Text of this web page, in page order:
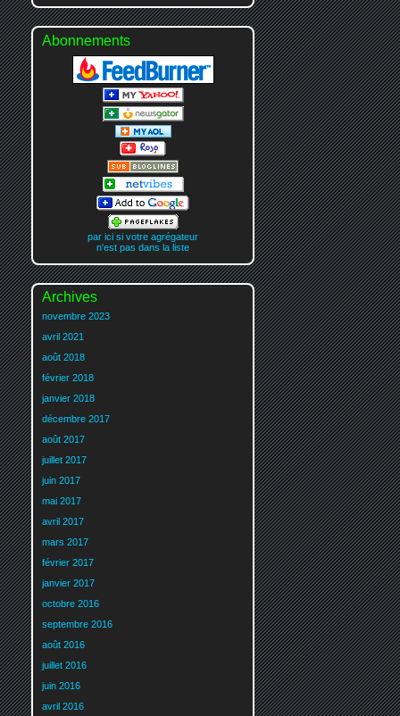
Abonnements
par ici si votre agrégateur
n'est pas dans la liste
Archives
novembre 2023
avril 2021
août 2018
février 2018
janvier 2018
décembre 2017
août 2017
juillet 2017
juin 2017
mai 2017
avril 2017
mars 2017
février 2017
janvier 2017
octobre 2016
septembre 2016
août 2016
juillet 2016
juin 2016
avril 2016